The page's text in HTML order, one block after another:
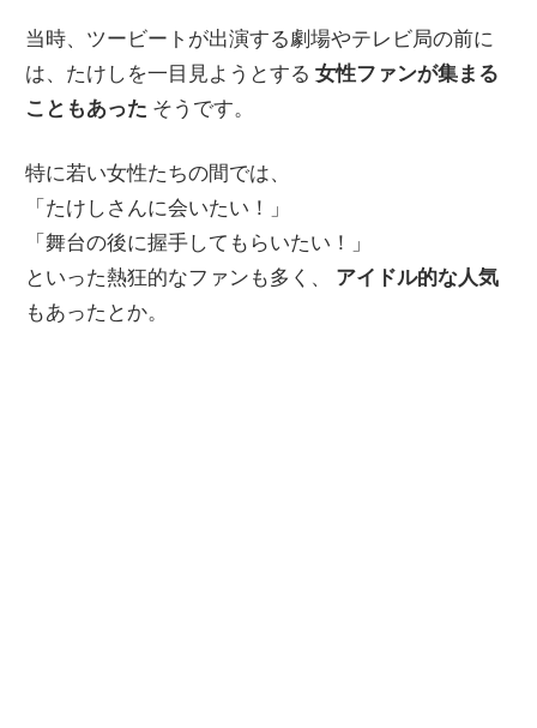
当時、ツービートが出演する劇場やテレビ局の前に
は、たけしを一目見ようとする女性ファンが集まる
こともあった そうです。
特に若い女性たちの間では、
「たけしさんに会いたい！」
「舞台の後に握手してもらいたい！」
といった熱狂的なファンも多く、 アイドル的な人気
もあったとか。